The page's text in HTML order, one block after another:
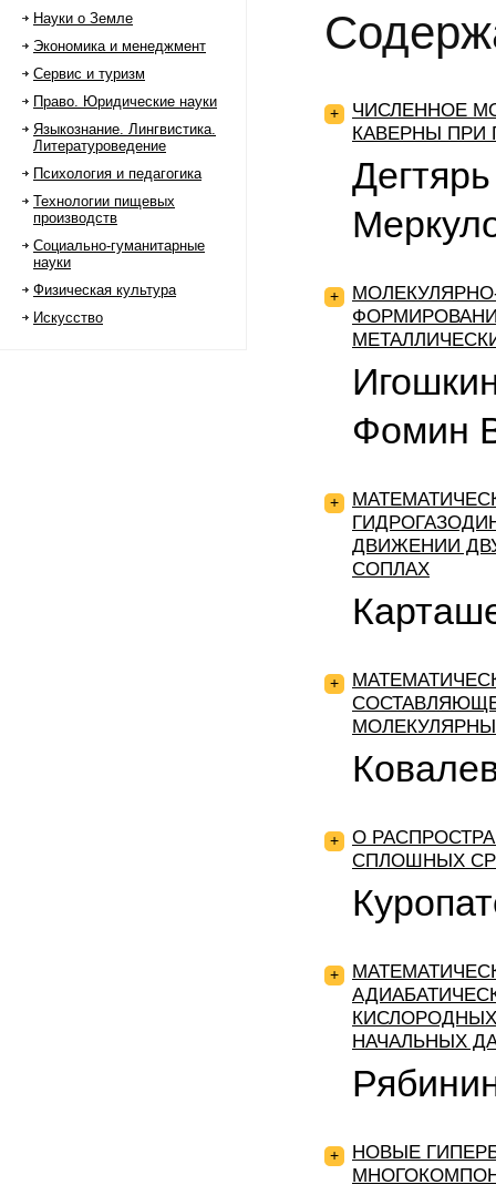
Науки о Земле
Экономика и менеджмент
Сервис и туризм
Право. Юридические науки
Языкознание. Лингвистика.
Литературоведение
Психология и педагогика
Технологии пищевых
производств
Социально-гуманитарные
науки
Физическая культура
Искусство
+
ЧИСЛЕННОЕ
КАВЕРНЫ ПРИ
+
Фомин
+
ДВИЖЕНИИ
СОПЛАХ
+
+
О
СПЛОШНЫХ
+
НАЧАЛЬНЫХ
+
НОВЫЕ